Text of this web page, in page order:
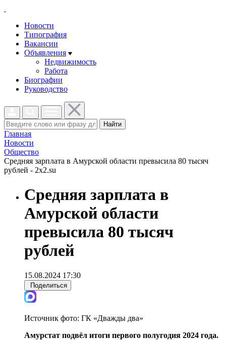
Новости
Типография
Вакансии
Объявления
Недвижимость
Работа
Биографии
Руководство
Найти
Главная
Новости
Общество
Средняя зарплата в Амурской области превысила 80 тысяч
рублей - 2x2.su
Средняя зарплата в
Амурской области
превысила 80 тысяч
рублей
15.08.2024 17:30
Поделиться
Источник фото: ГК «Дважды два»
Амурстат подвёл итоги первого полугодия 2024 года.